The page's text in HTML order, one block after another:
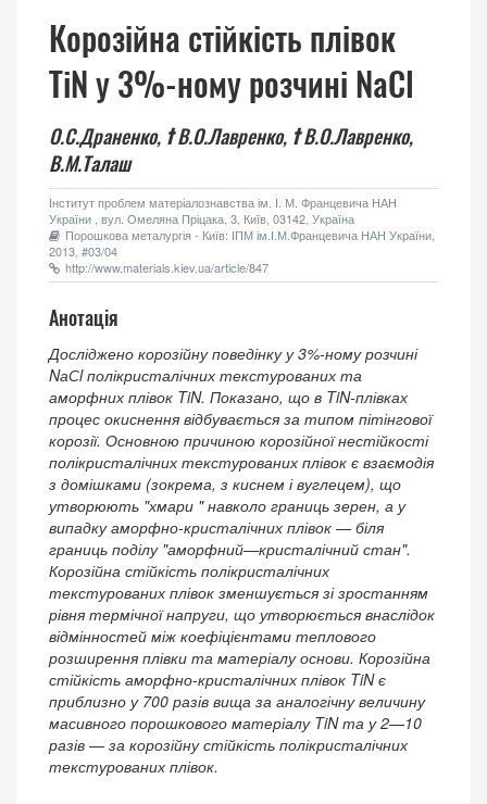
Корозійна стійкість плівок
TiN у 3%-ному розчині NaCl
О.С.Драненко, †В.О.Лавренко, †В.О.Лавренко,
В.М.Талаш
Інститут проблем матеріалознавства ім. І. М. Францевича НАН
України , вул. Омеляна Пріцака, 3, Київ, 03142, Україна
Порошкова металургія - Київ: ІПМ ім.І.М.Францевича НАН України,
2013, #03/04
http://www.materials.kiev.ua/article/847
Анотація
Досліджено корозійну поведінку у 3%-ному розчині
NаСl полікристалічних текстурованих та
аморфних плівок TiN. Показано, що в TiN-плівках
процес окиснення відбувається за типом пітінгової
корозії. Основною причиною корозійної нестійкості
полікристалічних текстурованих плівок є взаємодія
з домішками (зокрема, з киснем і вуглецем), що
утворюють "хмари " навколо границь зерен, а у
випадку аморфно-кристалічних плівок — біля
границь поділу "аморфний—кристалічний стан".
Корозійна стійкість полікристалічних
текстурованих плівок зменшується зі зростанням
рівня термічної напруги, що утворюється внаслідок
відмінностей між коефіцієнтами теплового
розширення плівки та матеріалу основи. Корозійна
стійкість аморфно-кристалічних плівок TiN є
приблизно у 700 разів вища за аналогічну величину
масивного порошкового матеріалу TiN та у 2—10
разів — за корозійну стійкість полікристалічних
текстурованих плівок.